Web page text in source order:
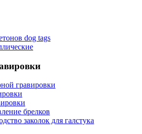
dog tags
гравировки
брелков
заколок для галстука